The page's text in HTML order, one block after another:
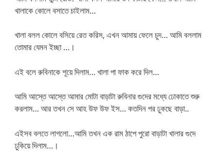
খালাকে কোলে বসাতে চাইলাম…
খালা বলল কোলে বসিয়ে রেত করিস, এখন আমায় ফেলে চুদ… আমি বললাম
তোমার যেমন ইচ্ছা …।
এই বলে রুবিনাকে শূয়ে দিলাম… খালা পা ফাক করে দিল…
আমি আস্তে আস্তে আমার মোটা বাড়াটা রুবিনার গুদের মধ্যে ঢোকাতে শুরু
করলাম… আর তখন সে আহ উফ উফ ইস… কতদিন পর ঢুকছে বাড়া..
এইসব বলতে লাগলো…আমি তখন এক রাম ঠাপে পুরো বাড়াটা খালার গুদে
ঢুকিয়ে দিলাম…।